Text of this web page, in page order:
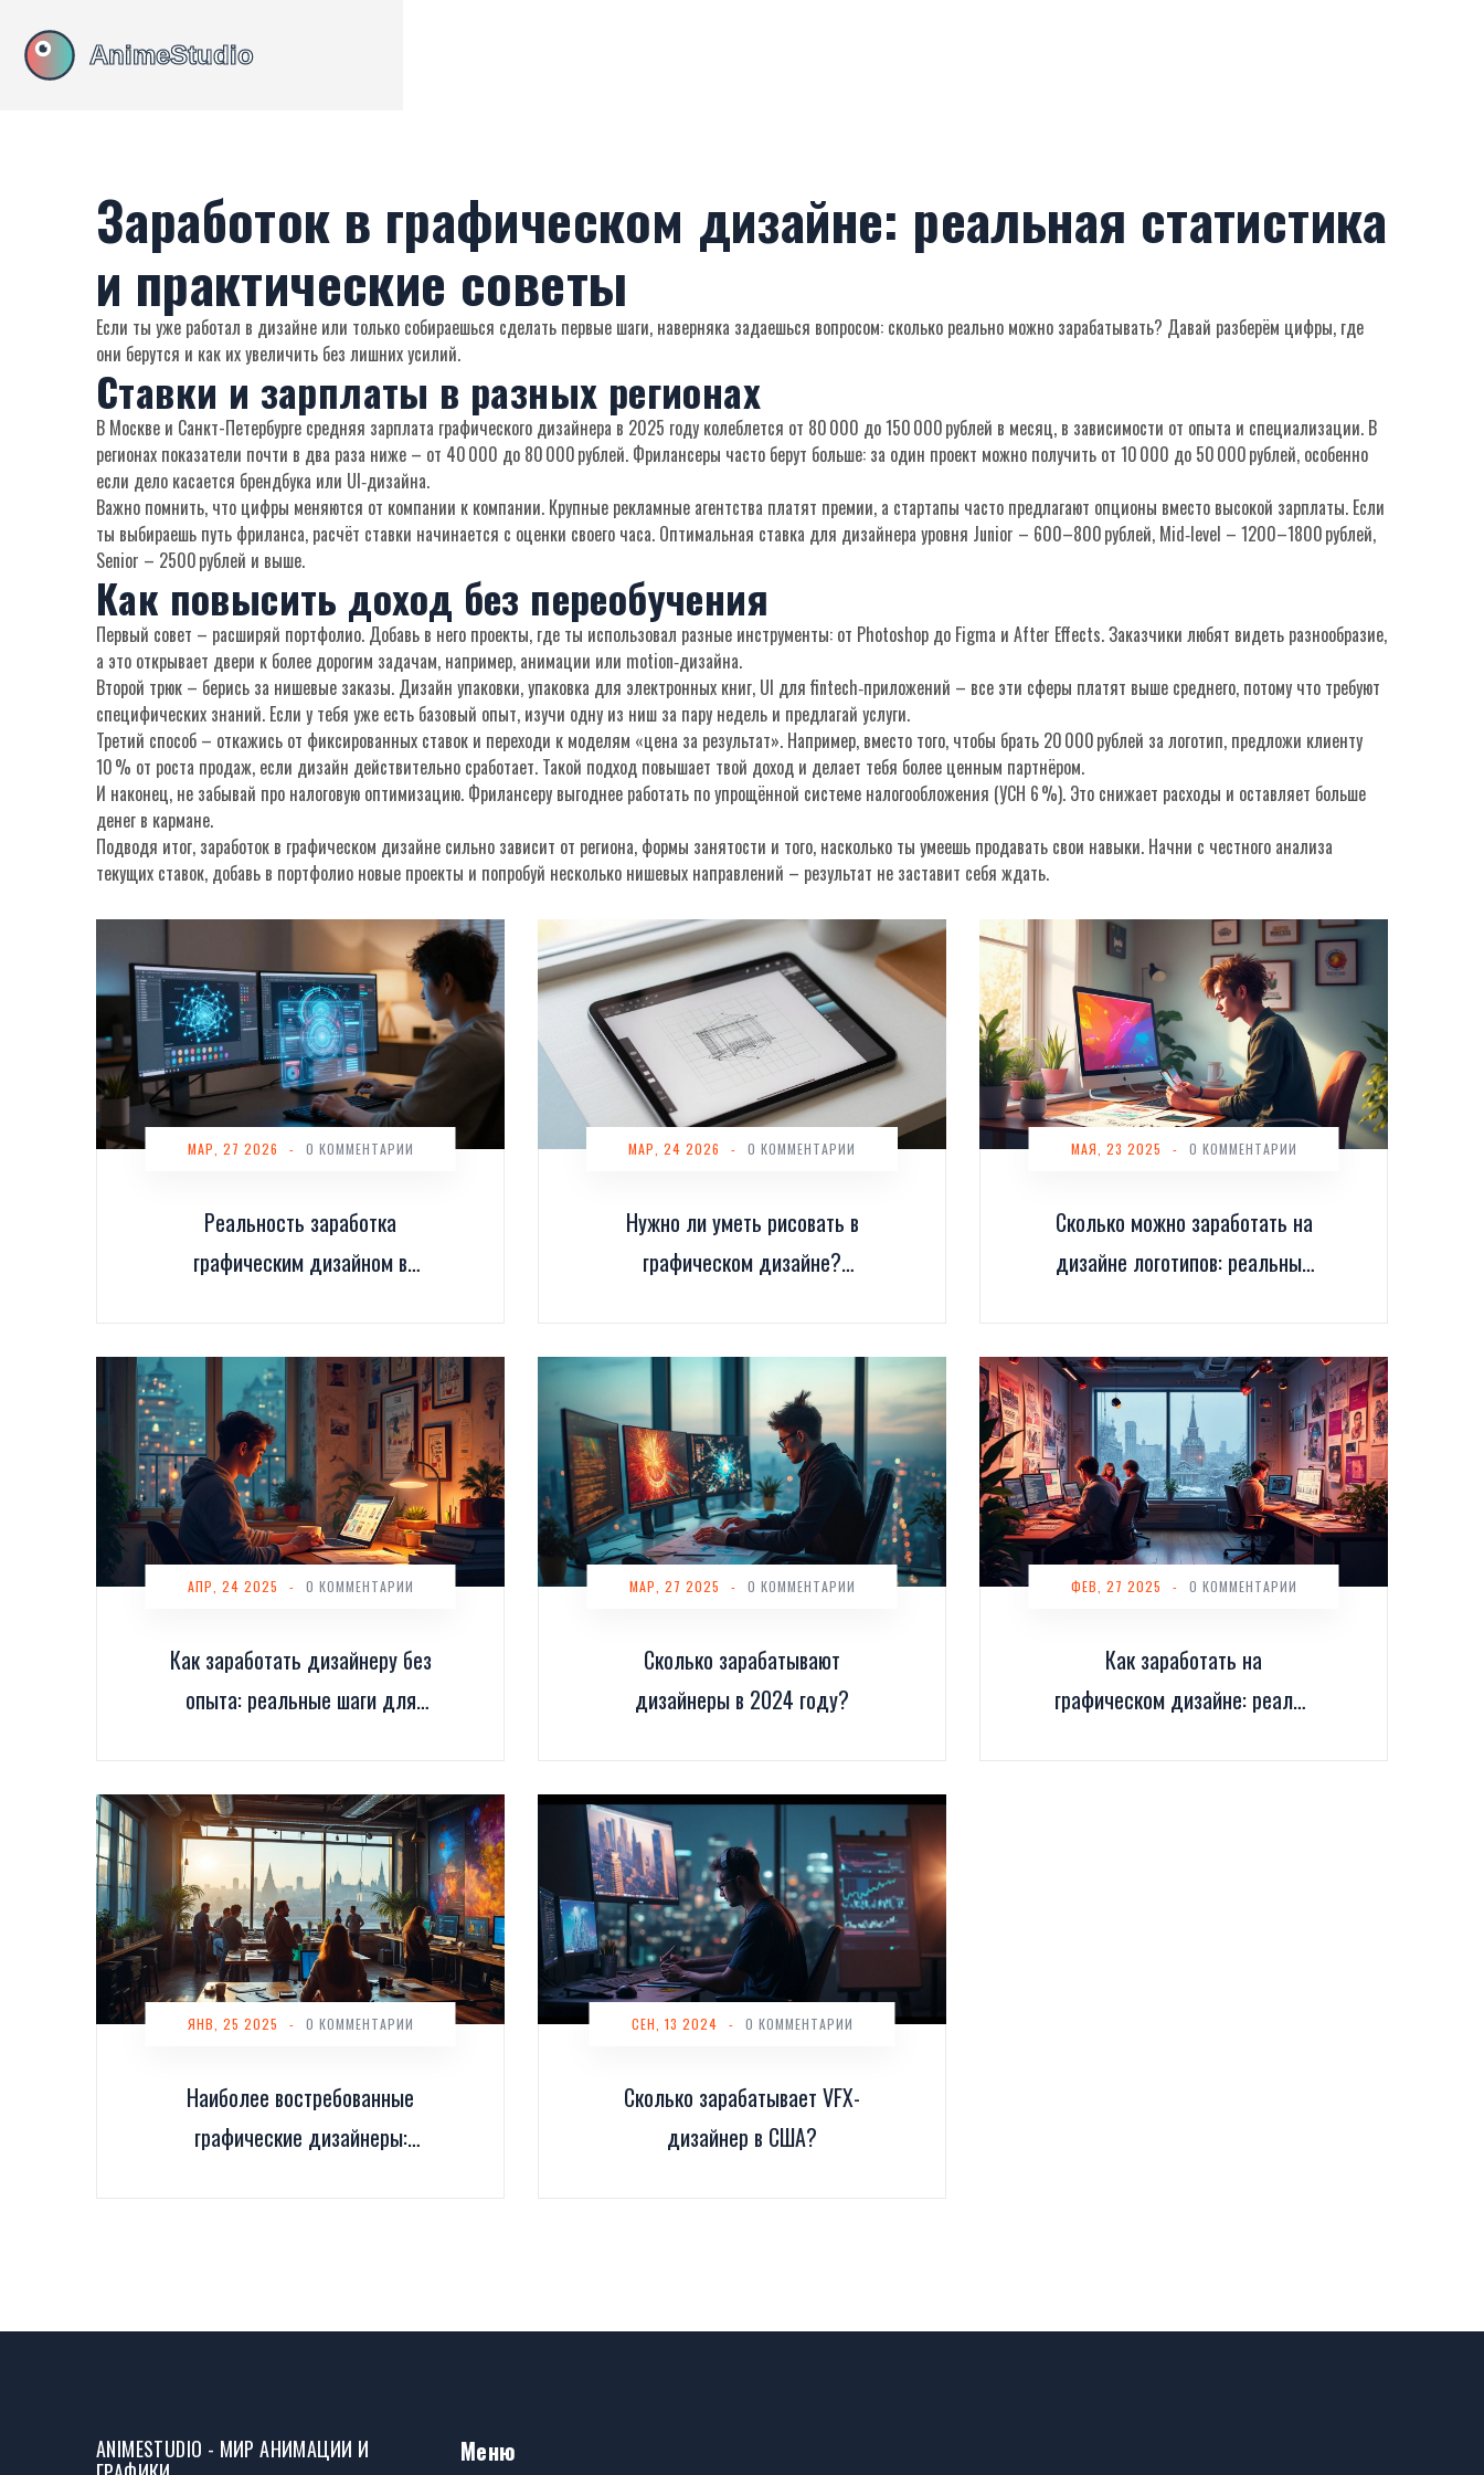
Заработок в графическом дизайне: реальная статистика
и практические советы
Если ты уже работал в дизайне или только собираешься сделать первые шаги, наверняка задаешься вопросом: сколько реально можно зарабатывать? Давай разберём цифры, где
они берутся и как их увеличить без лишних усилий.
Ставки и зарплаты в разных регионах
В Москве и Санкт-Петербурге средняя зарплата графического дизайнера в 2025 году колеблется от 80 000 до 150 000 рублей в месяц, в зависимости от опыта и специализации. В
регионах показатели почти в два раза ниже – от 40 000 до 80 000 рублей. Фрилансеры часто берут больше: за один проект можно получить от 10 000 до 50 000 рублей, особенно
если дело касается брендбука или UI‑дизайна.
Важно помнить, что цифры меняются от компании к компании. Крупные рекламные агентства платят премии, а стартапы часто предлагают опционы вместо высокой зарплаты. Если
ты выбираешь путь фриланса, расчёт ставки начинается с оценки своего часа. Оптимальная ставка для дизайнера уровня Junior – 600–800 рублей, Mid‑level – 1200–1800 рублей,
Senior – 2500 рублей и выше.
Как повысить доход без переобучения
Первый совет – расширяй портфолио. Добавь в него проекты, где ты использовал разные инструменты: от Photoshop до Figma и After Effects. Заказчики любят видеть разнообразие,
а это открывает двери к более дорогим задачам, например, анимации или motion‑дизайна.
Второй трюк – берись за нишевые заказы. Дизайн упаковки, упаковка для электронных книг, UI для fintech‑приложений – все эти сферы платят выше среднего, потому что требуют
специфических знаний. Если у тебя уже есть базовый опыт, изучи одну из ниш за пару недель и предлагай услуги.
Третий способ – откажись от фиксированных ставок и переходи к моделям «цена за результат». Например, вместо того, чтобы брать 20 000 рублей за логотип, предложи клиенту
10 % от роста продаж, если дизайн действительно сработает. Такой подход повышает твой доход и делает тебя более ценным партнёром.
И наконец, не забывай про налоговую оптимизацию. Фрилансеру выгоднее работать по упрощённой системе налогообложения (УСН 6 %). Это снижает расходы и оставляет больше
денег в кармане.
Подводя итог, заработок в графическом дизайне сильно зависит от региона, формы занятости и того, насколько ты умеешь продавать свои навыки. Начни с честного анализа
текущих ставок, добавь в портфолио новые проекты и попробуй несколько нишевых направлений – результат не заставит себя ждать.
Реальность заработка
графическим дизайном в
МАР, 27 2026 - 0 КОММЕНТАРИИ
Нужно ли уметь рисовать в
графическом дизайне?
МАР, 24 2026 - 0 КОММЕНТАРИИ
Сколько можно заработать на
дизайне логотипов: реальные
МАЯ, 23 2025 - 0 КОММЕНТАРИИ
Как заработать дизайнеру без
опыта: реальные шаги для
АПР, 24 2025 - 0 КОММЕНТАРИИ
Сколько зарабатывают
дизайнеры в 2024 году?
МАР, 27 2025 - 0 КОММЕНТАРИИ
Как заработать на
графическом дизайне: реалии
ФЕВ, 27 2025 - 0 КОММЕНТАРИИ
Наиболее востребованные
графические дизайнеры:
ЯНВ, 25 2025 - 0 КОММЕНТАРИИ
Сколько зарабатывает VFX-
дизайнер в США?
СЕН, 13 2024 - 0 КОММЕНТАРИИ
ANIMESTUDIO - МИР АНИМАЦИИ И
Меню